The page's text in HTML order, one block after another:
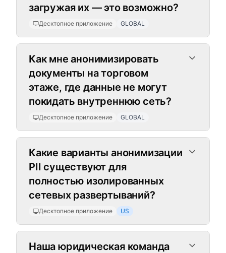
загружая их — это возможно?
Десктопное приложение GLOBAL
Как мне анонимизировать
документы на торговом
этаже, где данные не могут
покидать внутреннюю сеть?
Десктопное приложение GLOBAL
Какие варианты анонимизации
PII существуют для
полностью изолированных
сетевых развертываний?
Десктопное приложение US
Наша юридическая команда